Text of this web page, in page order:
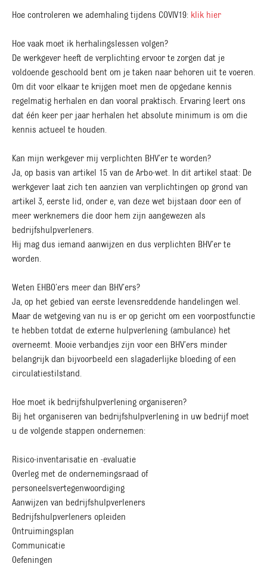
Hoe controleren we ademhaling tijdens COVIV19: klik hier
Hoe vaak moet ik herhalingslessen volgen?
De werkgever heeft de verplichting ervoor te zorgen dat je
voldoende geschoold bent om je taken naar behoren uit te voeren.
Om dit voor elkaar te krijgen moet men de opgedane kennis
regelmatig herhalen en dan vooral praktisch. Ervaring leert ons
dat één keer per jaar herhalen het absolute minimum is om die
kennis actueel te houden.
Kan mijn werkgever mij verplichten BHV’er te worden?
Ja, op basis van artikel 15 van de Arbo-wet. In dit artikel staat: De
werkgever laat zich ten aanzien van verplichtingen op grond van
artikel 3, eerste lid, onder e, van deze wet bijstaan door een of
meer werknemers die door hem zijn aangewezen als
bedrijfshulpverleners.
Hij mag dus iemand aanwijzen en dus verplichten BHV’er te
worden.
Weten EHBO’ers meer dan BHV’ers?
Ja, op het gebied van eerste levensreddende handelingen wel.
Maar de wetgeving van nu is er op gericht om een voorpostfunctie
te hebben totdat de externe hulpverlening (ambulance) het
overneemt. Mooie verbandjes zijn voor een BHV’ers minder
belangrijk dan bijvoorbeeld een slagaderlijke bloeding of een
circulatiestilstand.
Hoe moet ik bedrijfshulpverlening organiseren?
Bij het organiseren van bedrijfshulpverlening in uw bedrijf moet
u de volgende stappen ondernemen:
Risico-inventarisatie en -evaluatie
Overleg met de ondernemingsraad of
personeelsvertegenwoordiging
Aanwijzen van bedrijfshulpverleners
Bedrijfshulpverleners opleiden
Ontruimingsplan
Communicatie
Oefeningen